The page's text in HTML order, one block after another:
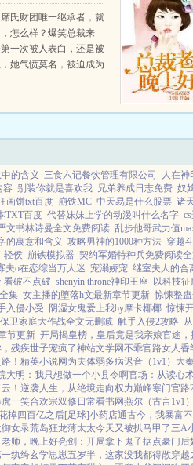
候
氏财团唯一继承者，就
怎么样？爆笑总裁来
一次被人表白，还是被
她气愤莫名，被迫成为
的含义 三食六记餐饮管理有限公司 人在
容 别装你就是喜欢我 兄弟养成日志免费 奴
画饼txt百度 崩铁MC 中天易是什么股票 诸
TXT百度 代替妹妹上学的动漫叫什么名字
文书林诗曼全文免费阅读 乱步他哥武力值
的寓意和含义 攻略男神的1000种方法 穿越
轻侯 崩铁模拟器 契约军婚特种兵免费阅读
夫o在恋综当万人迷 宠溺娇宠 继室夫人的合
看破不点破 shenyin throne神印王座 以科技
集 女主播的堕落h文最新章节更新 惊悚整
入侵小受 阴湿女鬼爱上我by摩卡椰椰 惊悚
保卫家庭大作战全文无删减 触手入侵2攻略
节更新 开局揭皇榜，皇后竟是我亲娘官途，
残疾世子宠疯了神站文学网不乖官路女人香
！ 精英小说网 为夫体弱多病迟音（1v1） 大
大明：我只想做一个小县令啊官场：从读心
！ 逆袭人生，从绝境走向权力巅峰寒门官路
一笑合欢宗双修日常看书网燕尔（古言1v1）
掉四百亿之后[足球]小药店通古今，我暴富
女录荒岛狂龙薄太太今天又被扒马甲了 三A
师，晚上好亮剑：开局拿下鬼子据点豪门后
纨绔玄学崽崽五岁半，这家没我都得散穿越